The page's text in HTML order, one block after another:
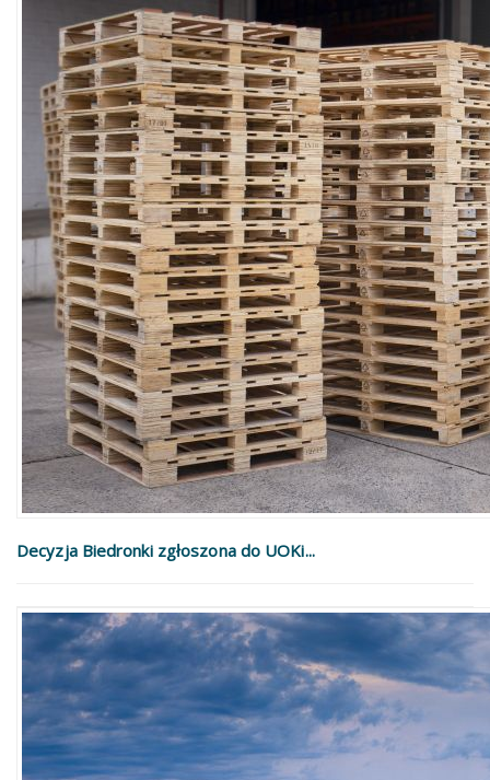
Decyzja Biedronki zgłoszona do UOKi...